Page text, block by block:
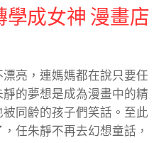
學成女神 漫畫店
亮，連媽媽都在說只要任
的夢想是成為漫畫中的精
同齡的孩子們笑話。至此
任朱靜不再去幻想童話，